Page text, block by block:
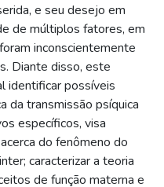
e seu desejo em
de múltiplos fatores, em
inconscientemente
Diante disso, este
identificar possíveis
da transmissão psíquica
específicos, visa
do fenômeno do
caracterizar a teoria
de função materna e